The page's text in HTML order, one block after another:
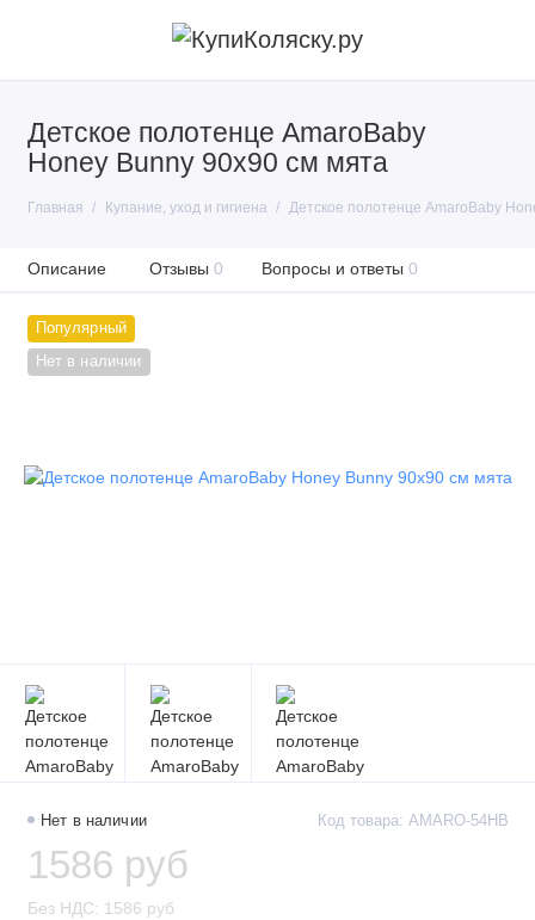
Детское полотенце AmaroBaby
Honey Bunny 90х90 см мята
Главная Купание, уход и гигиена Детское полотенце AmaroBaby
Описание Отзывы 0 Вопросы и ответы 0
Популярный
Нет в наличии
Нет в наличии Код товара: AMARO-54HB
1586 руб
Без НДС: 1586 руб